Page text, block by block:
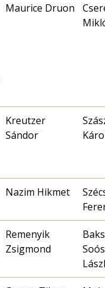
Maurice Druon
Kreutzer
Sándor
Nazim Hikmet
Remenyik
Zsigmond
Soós